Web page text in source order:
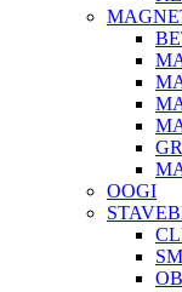
OOGI